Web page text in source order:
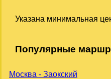
Указана минимальная
Популярные
Москва - Заокский